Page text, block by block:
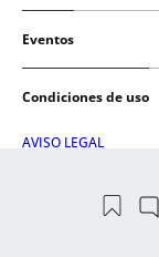
Eventos
Condiciones de uso
AVISO LEGAL
POLÍTICA DE COOKIES